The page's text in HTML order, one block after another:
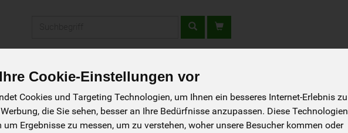
Cookie-Einstellungen vor
Cookies und Targeting Technologien, um Ihnen ein besseres Internet-Erlebnis zu
die Sie sehen, besser an Ihre Bedürfnisse anzupassen. Diese Technologien
Ergebnisse zu messen, um zu verstehen, woher unsere Besucher kommen oder
Rezepte Wir über uns Aus der Region